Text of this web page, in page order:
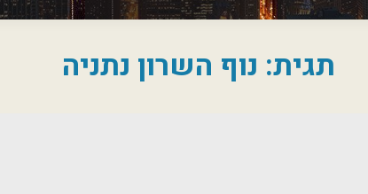
תגית: נוף השרון נתניה